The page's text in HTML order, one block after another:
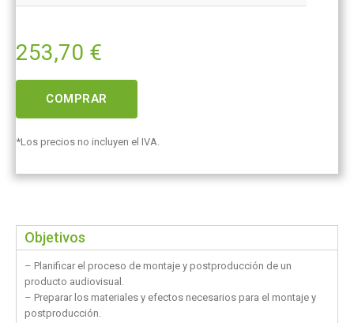
253,70 €
COMPRAR
*Los precios no incluyen el IVA.
Objetivos
– Planificar el proceso de montaje y postproducción de un
producto audiovisual.
– Preparar los materiales y efectos necesarios para el montaje y
postproducción.